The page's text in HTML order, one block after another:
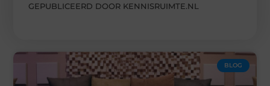
GEPUBLICEERD DOOR KENNISRUIMTE.NL
BLOG